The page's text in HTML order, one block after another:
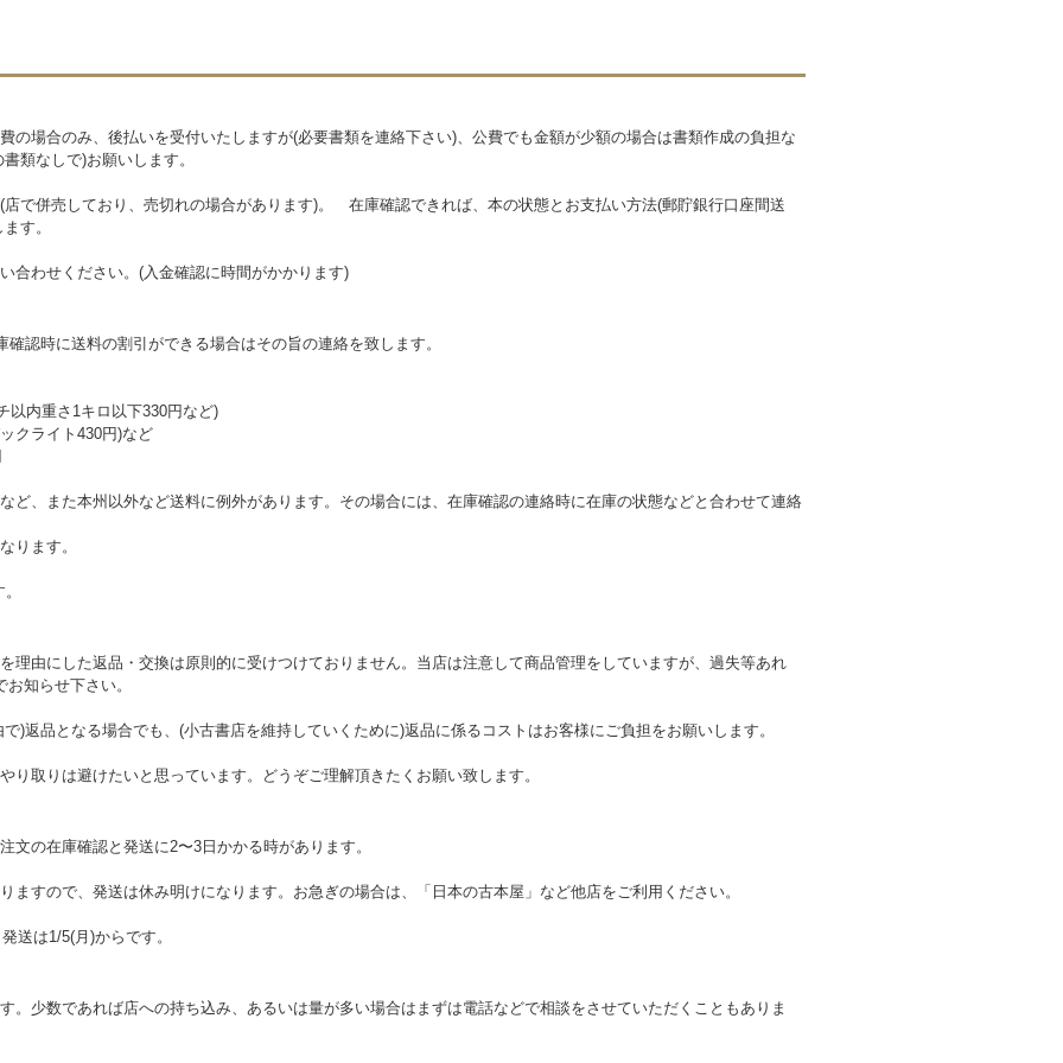
の場合のみ、後払いを受付いたしますが(必要書類を連絡下さい)、公費でも金額が少額の場合は書類作成の負担な
類なしで)お願いします。
で併売しており、売切れの場合があります)。 在庫確認できれば、本の状態とお支払い方法(郵貯銀行口座間送
す。
合わせください。(入金確認に時間がかかります)
認時に送料の割引ができる場合はその旨の連絡を致します。
以内重さ1キロ以下330円など)
クライト430円)など
ど、また本州以外など送料に例外があります。その場合には、在庫確認の連絡時に在庫の状態などと合わせて連絡
ります。
理由にした返品・交換は原則的に受けつけておりません。当店は注意して商品管理をしていますが、過失等あれ
知らせ下さい。
)返品となる場合でも、(小古書店を維持していくために)返品に係るコストはお客様にご負担をお願いします。
り取りは避けたいと思っています。どうぞご理解頂きたくお願い致します。
の在庫確認と発送に2〜3日かかる時があります。
ますので、発送は休み明けになります。お急ぎの場合は、「日本の古本屋」など他店をご利用ください。
送は1/5(月)からです。
。少数であれば店への持ち込み、あるいは量が多い場合はまずは電話などで相談をさせていただくこともありま